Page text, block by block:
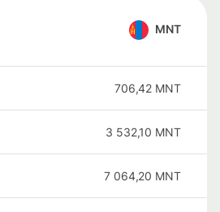
MNT
706,42 MNT
3 532,10 MNT
7 064,20 MNT